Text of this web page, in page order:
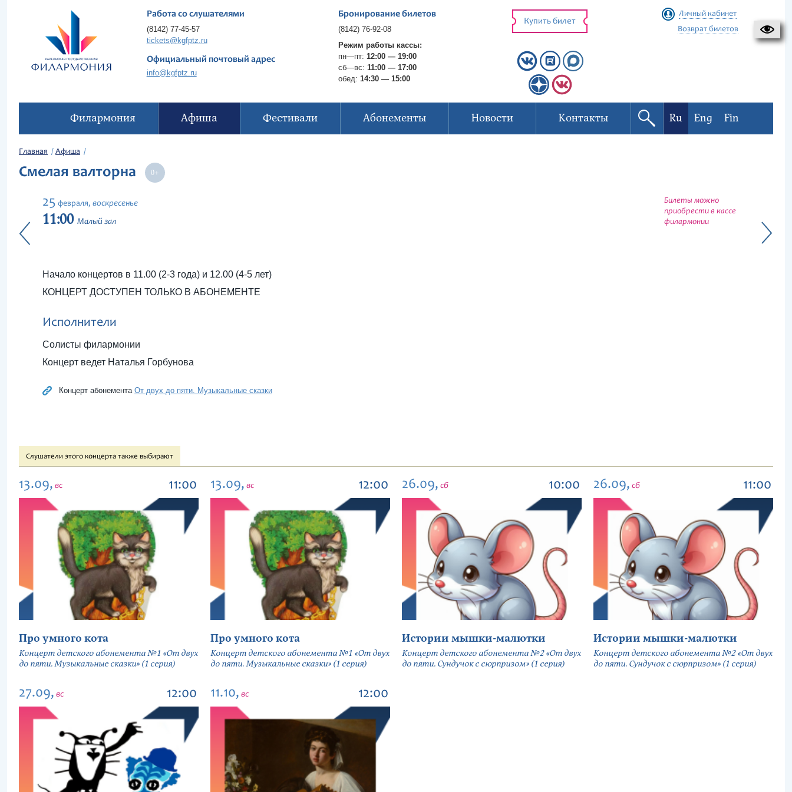
Работа со слушателями
(8142) 77-45-57
tickets@kgfptz.ru
Официальный почтовый адрес
info@kgfptz.ru
Бронирование билетов
(8142) 76-92-08
Режим работы кассы:
пн—пт: 12:00 — 19:00
сб—вс: 11:00 — 17:00
обед: 14:30 — 15:00
Купить билет
Личный кабинет
Возврат билетов
Филармония Афиша Фестивали Абонементы Новости Контакты Ru Eng Fin
Главная Афиша
Смелая валторна
25 февраля, воскресенье
11:00 Малый зал
Билеты можно
приобрести в кассе
филармонии
Начало концертов в 11.00 (2-3 года) и 12.00 (4-5 лет)
КОНЦЕРТ ДОСТУПЕН ТОЛЬКО В АБОНЕМЕНТЕ
Исполнители
Солисты филармонии
Концерт ведет Наталья Горбунова
Концерт абонемента От двух до пяти. Музыкальные сказки
Слушатели этого концерта также выбирают
13.09, вс 11:00
Про умного кота
Концерт детского абонемента №1 «От двух
до пяти. Музыкальные сказки» (1 серия)
13.09, вс 12:00
Про умного кота
Концерт детского абонемента №1 «От двух
до пяти. Музыкальные сказки» (1 серия)
26.09, сб 10:00
Истории мышки-малютки
Концерт детского абонемента №2 «От двух
до пяти. Сундучок с сюрпризом» (1 серия)
26.09, сб 11:00
Истории мышки-малютки
Концерт детского абонемента №2 «От двух
до пяти. Сундучок с сюрпризом» (1 серия)
27.09, вс 12:00 11.10, вс 12:00